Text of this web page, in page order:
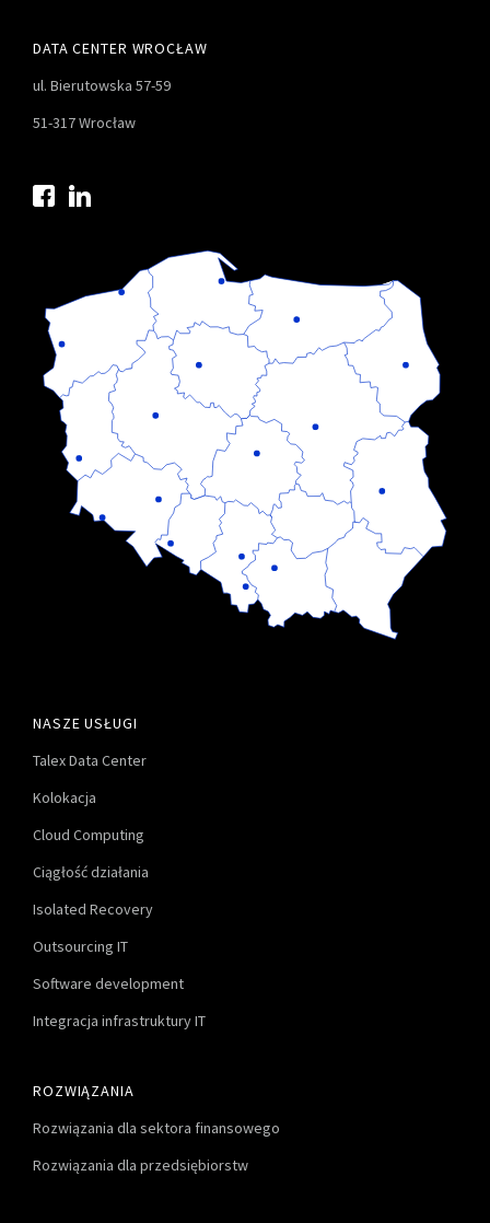
DATA CENTER WROCŁAW
ul. Bierutowska 57-59
51-317 Wrocław
NASZE USŁUGI
Talex Data Center
Kolokacja
Cloud Computing
Ciągłość działania
Isolated Recovery
Outsourcing IT
Software development
Integracja infrastruktury IT
ROZWIĄZANIA
Rozwiązania dla sektora finansowego
Rozwiązania dla przedsiębiorstw